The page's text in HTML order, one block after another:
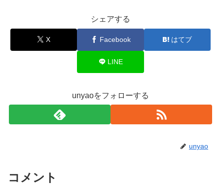
シェアする
X Facebook はてブ
LINE
unyaoをフォローする
unyao
コメント